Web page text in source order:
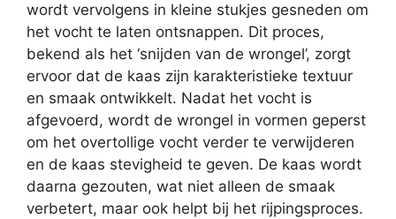
wordt vervolgens in kleine stukjes gesneden om
het vocht te laten ontsnappen. Dit proces,
bekend als het ‘snijden van de wrongel’, zorgt
ervoor dat de kaas zijn karakteristieke textuur
en smaak ontwikkelt. Nadat het vocht is
afgevoerd, wordt de wrongel in vormen geperst
om het overtollige vocht verder te verwijderen
en de kaas stevigheid te geven. De kaas wordt
daarna gezouten, wat niet alleen de smaak
verbetert, maar ook helpt bij het rijpingsproces.